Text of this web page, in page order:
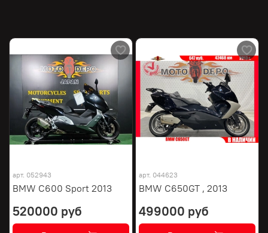
арт. 052943
BMW C600 Sport 2013
520000 руб
арт. 044623
BMW C650GT , 2013
499000 руб